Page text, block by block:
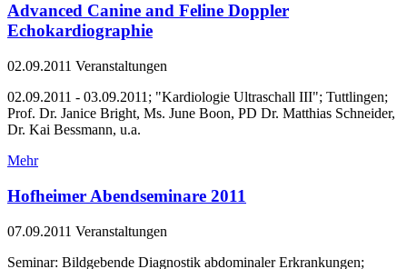
Advanced Canine and Feline Doppler
Echokardiographie
02.09.2011 Veranstaltungen
02.09.2011 - 03.09.2011; "Kardiologie Ultraschall III"; Tuttlingen;
Prof. Dr. Janice Bright, Ms. June Boon, PD Dr. Matthias Schneider,
Dr. Kai Bessmann, u.a.
Mehr
Hofheimer Abendseminare 2011
07.09.2011 Veranstaltungen
Seminar: Bildgebende Diagnostik abdominaler Erkrankungen;